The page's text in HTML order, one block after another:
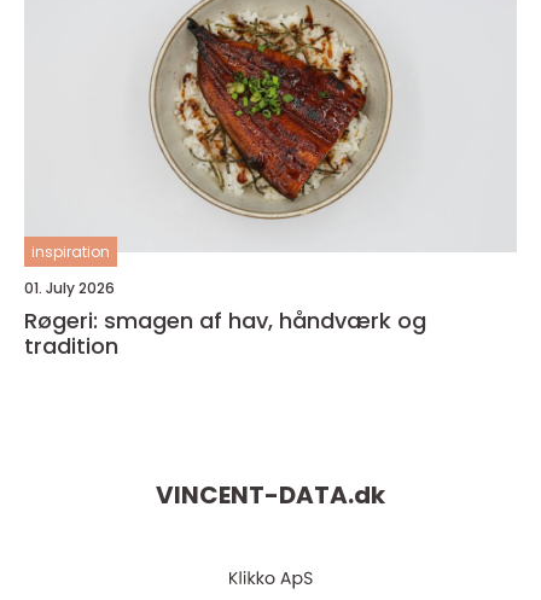
inspiration
01. July 2026
Røgeri: smagen af hav, håndværk og
tradition
VINCENT-DATA.dk